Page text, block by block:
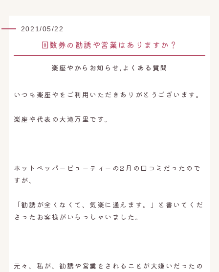
2021/05/22
回数券の勧誘や営業はありますか？
楽座やからお知らせ,よくある質問
いつも楽座やをご利用いただきありがとうございます。
楽座や代表の大滝万里です。
ホットペッパービューティーの2月の口コミだったので
すが、
「勧誘が全くなくて、気楽に通えます。」と書いてくだ
さったお客様がいらっしゃいました。
元々、私が、勧誘や営業をされることが大嫌いだったの